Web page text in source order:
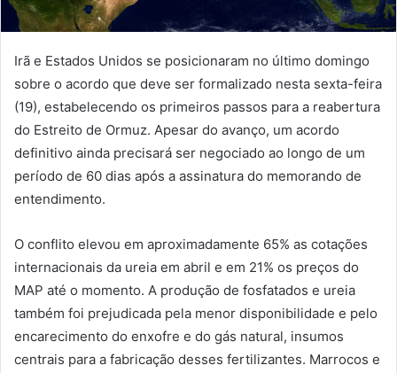
Irã e Estados Unidos se posicionaram no último domingo
sobre o acordo que deve ser formalizado nesta sexta-feira
(19), estabelecendo os primeiros passos para a reabertura
do Estreito de Ormuz. Apesar do avanço, um acordo
definitivo ainda precisará ser negociado ao longo de um
período de 60 dias após a assinatura do memorando de
entendimento.
O conflito elevou em aproximadamente 65% as cotações
internacionais da ureia em abril e em 21% os preços do
MAP até o momento. A produção de fosfatados e ureia
também foi prejudicada pela menor disponibilidade e pelo
encarecimento do enxofre e do gás natural, insumos
centrais para a fabricação desses fertilizantes. Marrocos e